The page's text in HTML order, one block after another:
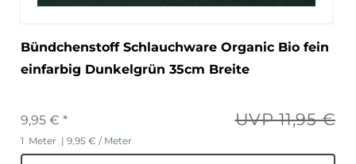
Bündchenstoff Schlauchware Organic Bio fein
einfarbig Dunkelgrün 35cm Breite
UVP 11,95 €
9,95 € *
1 Meter | 9,95 € / Meter